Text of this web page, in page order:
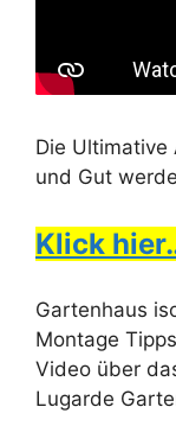
Die Ultimative
und Gut
Klick
Gartenhaus
Montage
Video über
Lugarde